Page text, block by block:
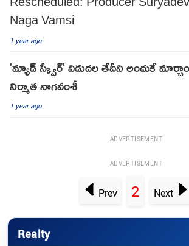
Naga Vamsi
1 year ago
'మ్యాడ్ స్క్వేర్' విడుదల తేదీని అందుకే
నిర్మాత నాగవంశీ
1 year ago
ADVERTISEMENT
ADVERTISEMENT
Prev 2 Next
Realty